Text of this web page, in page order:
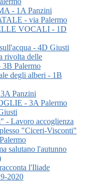
- 1A Panzini
- via Palermo
VOCALI - 1D
- 4D Giusti
rivolta delle
Palermo
degli alberi - 1B
Panzini
- 3A Palermo
- Lavoro accoglienza
"Ciceri-Visconti"
salutano l'autunno
l'Iliade
2020